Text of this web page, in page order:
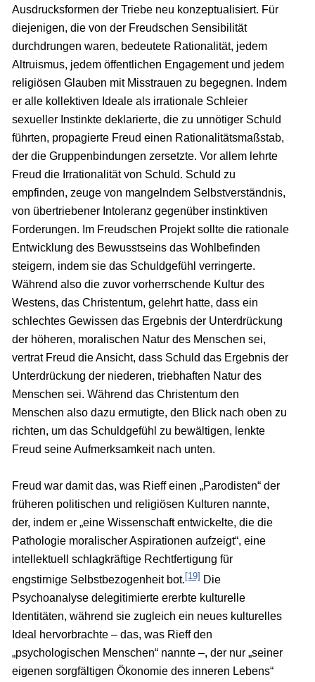
Ausdrucksformen der Triebe neu konzeptualisiert. Für
diejenigen, die von der Freudschen Sensibilität
durchdrungen waren, bedeutete Rationalität, jedem
Altruismus, jedem öffentlichen Engagement und jedem
religiösen Glauben mit Misstrauen zu begegnen. Indem
er alle kollektiven Ideale als irrationale Schleier
sexueller Instinkte deklarierte, die zu unnötiger Schuld
führten, propagierte Freud einen Rationalitätsmaßstab,
der die Gruppenbindungen zersetzte. Vor allem lehrte
Freud die Irrationalität von Schuld. Schuld zu
empfinden, zeuge von mangelndem Selbstverständnis,
von übertriebener Intoleranz gegenüber instinktiven
Forderungen. Im Freudschen Projekt sollte die rationale
Entwicklung des Bewusstseins das Wohlbefinden
steigern, indem sie das Schuldgefühl verringerte.
Während also die zuvor vorherrschende Kultur des
Westens, das Christentum, gelehrt hatte, dass ein
schlechtes Gewissen das Ergebnis der Unterdrückung
der höheren, moralischen Natur des Menschen sei,
vertrat Freud die Ansicht, dass Schuld das Ergebnis der
Unterdrückung der niederen, triebhaften Natur des
Menschen sei. Während das Christentum den
Menschen also dazu ermutigte, den Blick nach oben zu
richten, um das Schuldgefühl zu bewältigen, lenkte
Freud seine Aufmerksamkeit nach unten.
Freud war damit das, was Rieff einen „Parodisten“ der
früheren politischen und religiösen Kulturen nannte,
der, indem er „eine Wissenschaft entwickelte, die die
Pathologie moralischer Aspirationen aufzeigt“, eine
intellektuell schlagkräftige Rechtfertigung für
engstirnige Selbstbezogenheit bot. [19] Die
Psychoanalyse delegitimierte ererbte kulturelle
Identitäten, während sie zugleich ein neues kulturelles
Ideal hervorbrachte – das, was Rieff den
„psychologischen Menschen“ nannte –, der nur „seiner
eigenen sorgfältigen Ökonomie des inneren Lebens“